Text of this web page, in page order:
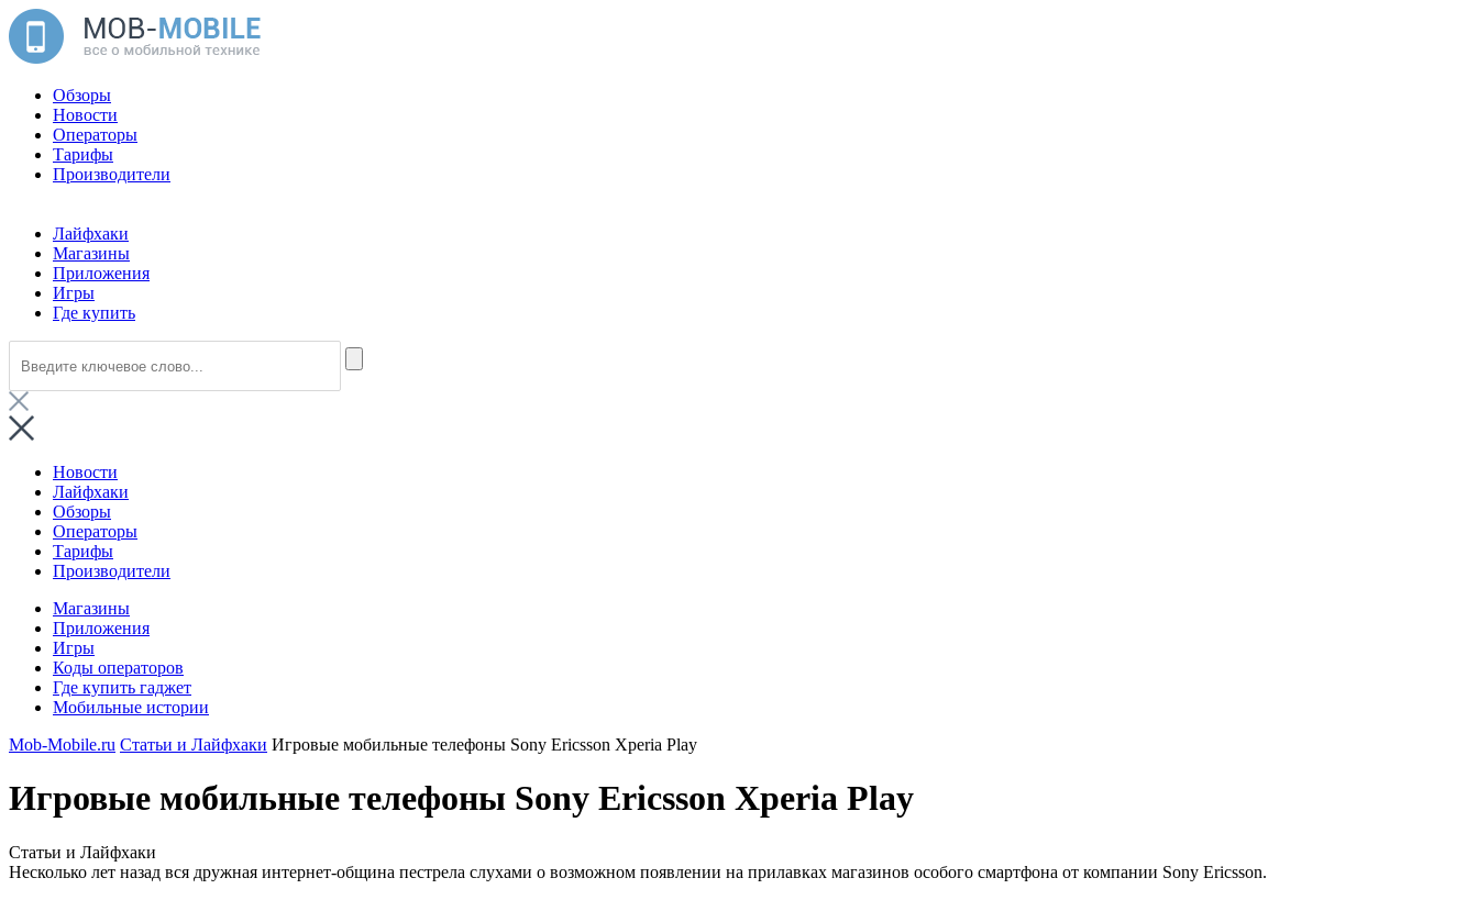
Обзоры
Новости
Операторы
Тарифы
Производители
Лайфхаки
Магазины
Приложения
Игры
Где купить
Новости
Лайфхаки
Обзоры
Операторы
Тарифы
Производители
Магазины
Приложения
Игры
Коды операторов
Где купить гаджет
Мобильные истории
Mob-Mobile.ru Статьи и Лайфхаки Игровые мобильные телефоны Sony Ericsson Xperia Play
Игровые мобильные телефоны Sony Ericsson Xperia Play
Статьи и Лайфхаки
Несколько лет назад вся дружная интернет-община пестрела слухами о возможном появлении на прилавках магазинов особого смартфона от компании Sony Ericsson.